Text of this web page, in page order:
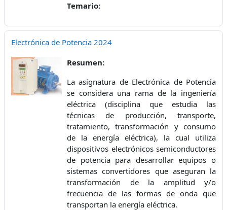
Temario:
Electrónica de Potencia 2024
Resumen:
La asignatura de Electrónica de Potencia
se considera una rama de la ingeniería
eléctrica (disciplina que estudia las
técnicas de producción, transporte,
tratamiento, transformación y consumo
de la energía eléctrica), la cual utiliza
dispositivos electrónicos semiconductores
de potencia para desarrollar equipos o
sistemas convertidores que aseguran la
transformación de la amplitud y/o
frecuencia de las formas de onda que
transportan la energía eléctrica.